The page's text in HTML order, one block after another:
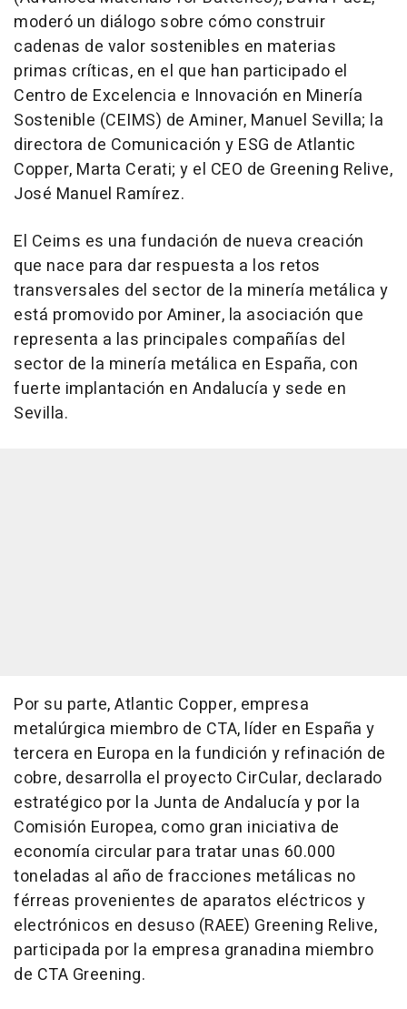
moderó un diálogo sobre cómo construir
cadenas de valor sostenibles en materias
primas críticas, en el que han participado el
Centro de Excelencia e Innovación en Minería
Sostenible (CEIMS) de Aminer, Manuel Sevilla; la
directora de Comunicación y ESG de Atlantic
Copper, Marta Cerati; y el CEO de Greening Relive,
José Manuel Ramírez.
El Ceims es una fundación de nueva creación
que nace para dar respuesta a los retos
transversales del sector de la minería metálica y
está promovido por Aminer, la asociación que
representa a las principales compañías del
sector de la minería metálica en España, con
fuerte implantación en Andalucía y sede en
Sevilla.
Por su parte, Atlantic Copper, empresa
metalúrgica miembro de CTA, líder en España y
tercera en Europa en la fundición y refinación de
cobre, desarrolla el proyecto CirCular, declarado
estratégico por la Junta de Andalucía y por la
Comisión Europea, como gran iniciativa de
economía circular para tratar unas 60.000
toneladas al año de fracciones metálicas no
férreas provenientes de aparatos eléctricos y
electrónicos en desuso (RAEE) Greening Relive,
participada por la empresa granadina miembro
de CTA Greening.